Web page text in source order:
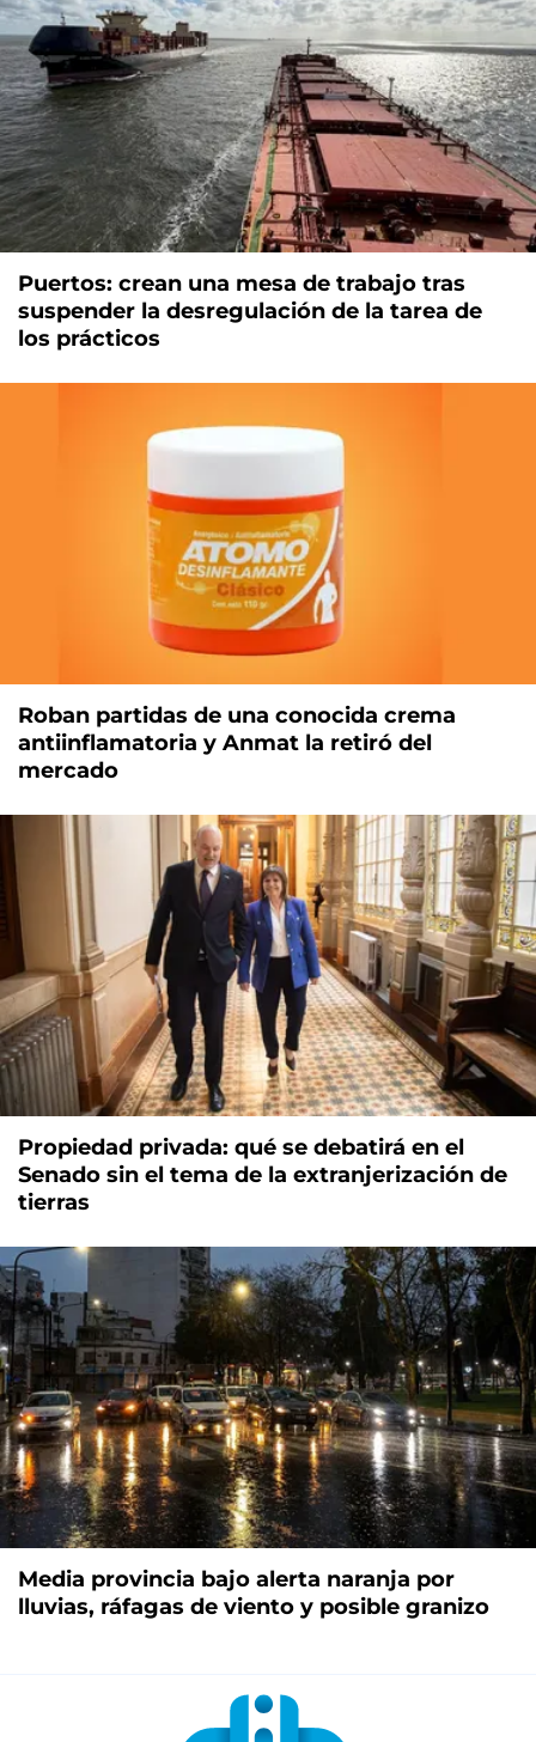
Puertos: crean una mesa de trabajo tras
suspender la desregulación de la tarea de
los prácticos
Roban partidas de una conocida crema
antiinflamatoria y Anmat la retiró del
mercado
Propiedad privada: qué se debatirá en el
Senado sin el tema de la extranjerización de
tierras
Media provincia bajo alerta naranja por
lluvias, ráfagas de viento y posible granizo